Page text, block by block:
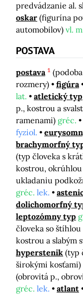
predvádzanie al.
oskar (figurína
automobilov) vl.
POSTAVA
postava 1
rozmery)
figúra
lat.
atletický typ
p., kostrou a
ramenami) gréc.
fyziol.
brachymorfný
(typ človeka s
kostrou,
ukladaniu
gréc. lek.
dolichomorfný
leptozómny typ
človeka so
kostrou a slabým
hyperstenik (typ
širokými kosťami)
(obrovitá p.,
gréc. lek. atlant